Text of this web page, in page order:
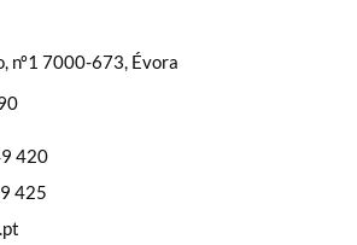
nº1 7000-673, Évora
420
425